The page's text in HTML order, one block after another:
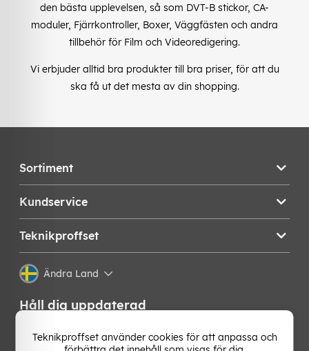
den bästa upplevelsen, så som DVT-B stickor, CA-
moduler, Fjärrkontroller, Boxer, Väggfästen och andra
tillbehör för Film och Videoredigering.
Vi erbjuder alltid bra produkter till bra priser, för att du
ska få ut det mesta av din shopping.
Sortiment
Kundservice
Teknikproffset
Ändra Land
Håll dig uppdaterad
Få de senaste nyheterna, hetaste erbjudandena och
bästa tipsen från oss direkt i din mejlkorg. Signa upp på
Teknikproffset använder cookies för att anpassa och